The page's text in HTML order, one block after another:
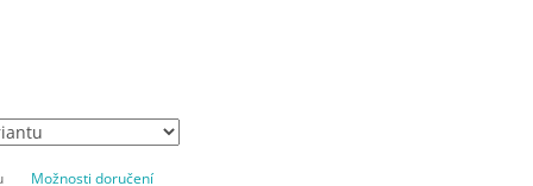
Možnosti doručení